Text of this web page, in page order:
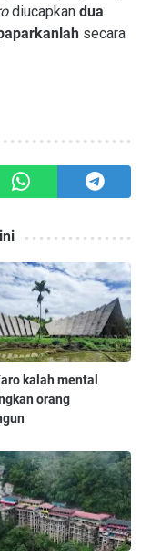
diucapkan dua
secara
kalah mental
orang